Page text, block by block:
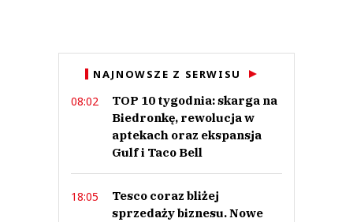
NAJNOWSZE Z SERWISU
08:02
TOP 10 tygodnia: skarga na
Biedronkę, rewolucja w
aptekach oraz ekspansja
Gulf i Taco Bell
18:05
Tesco coraz bliżej
sprzedaży biznesu. Nowe